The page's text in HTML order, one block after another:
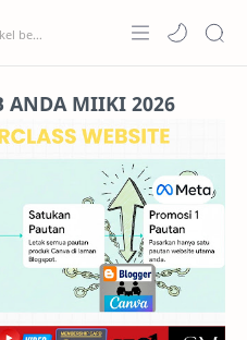
Mode
ANDA MIIKI 2026